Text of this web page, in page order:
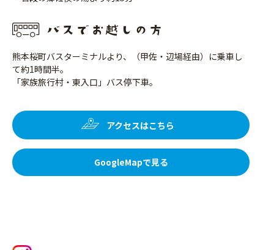
熊本桜町バスターミナルより、（甲佐・辺場経由）に乗車し
て約1時間半。
「家族旅行村・東入口」バス停下車。
アクセスはこちら
GoogleMapで見る